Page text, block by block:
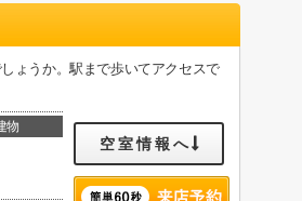
ょうか。駅まで歩いてアクセスで
物
空室情報へ